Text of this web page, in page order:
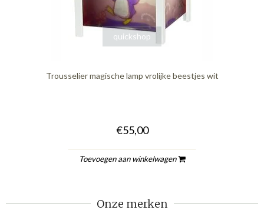
quickshop
Trousselier magische lamp vrolijke beestjes wit
€55,00
Toevoegen aan winkelwagen
Onze merken